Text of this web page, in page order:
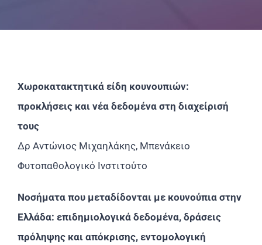
Χωροκατακτητικά είδη κουνουπιών:
προκλήσεις και νέα δεδομένα στη διαχείρισή
τους
Δρ Αντώνιος Μιχαηλάκης, Μπενάκειο
Φυτοπαθολογικό Ινστιτούτο
Νοσήματα που μεταδίδονται με κουνούπια στην
Ελλάδα: επιδημιολογικά δεδομένα, δράσεις
πρόληψης και απόκρισης, εντομολογική